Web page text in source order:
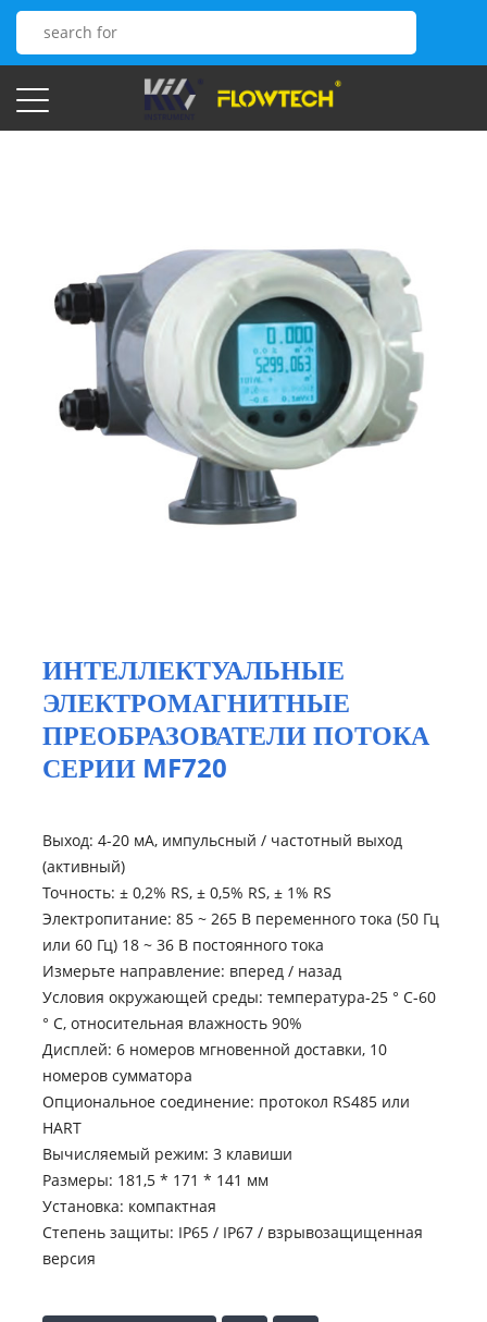
ИНТЕЛЛЕКТУАЛЬНЫЕ
ЭЛЕКТРОМАГНИТНЫЕ
ПРЕОБРАЗОВАТЕЛИ ПОТОКА
СЕРИИ MF720
Выход: 4-20 мА, импульсный / частотный выход
(активный)
Точность: ± 0,2% RS, ± 0,5% RS, ± 1% RS
Электропитание: 85 ~ 265 В переменного тока (50 Гц
или 60 Гц) 18 ~ 36 В постоянного тока
Измерьте направление: вперед / назад
Условия окружающей среды: температура-25 ° C-60
° C, относительная влажность 90%
Дисплей: 6 номеров мгновенной доставки, 10
номеров сумматора
Опциональное соединение: протокол RS485 или
HART
Вычисляемый режим: 3 клавиши
Размеры: 181,5 * 171 * 141 мм
Установка: компактная
Степень защиты: IP65 / IP67 / взрывозащищенная
версия